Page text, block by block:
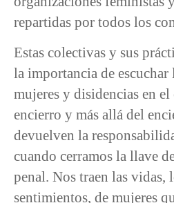
repartidas por todos los
Estas colectivas y sus
la importancia de escuchar
mujeres y disidencias en el
encierro y más allá del
devuelven la
cuando cerramos la llave
penal. Nos traen las vidas,
sentimientos, de mujeres